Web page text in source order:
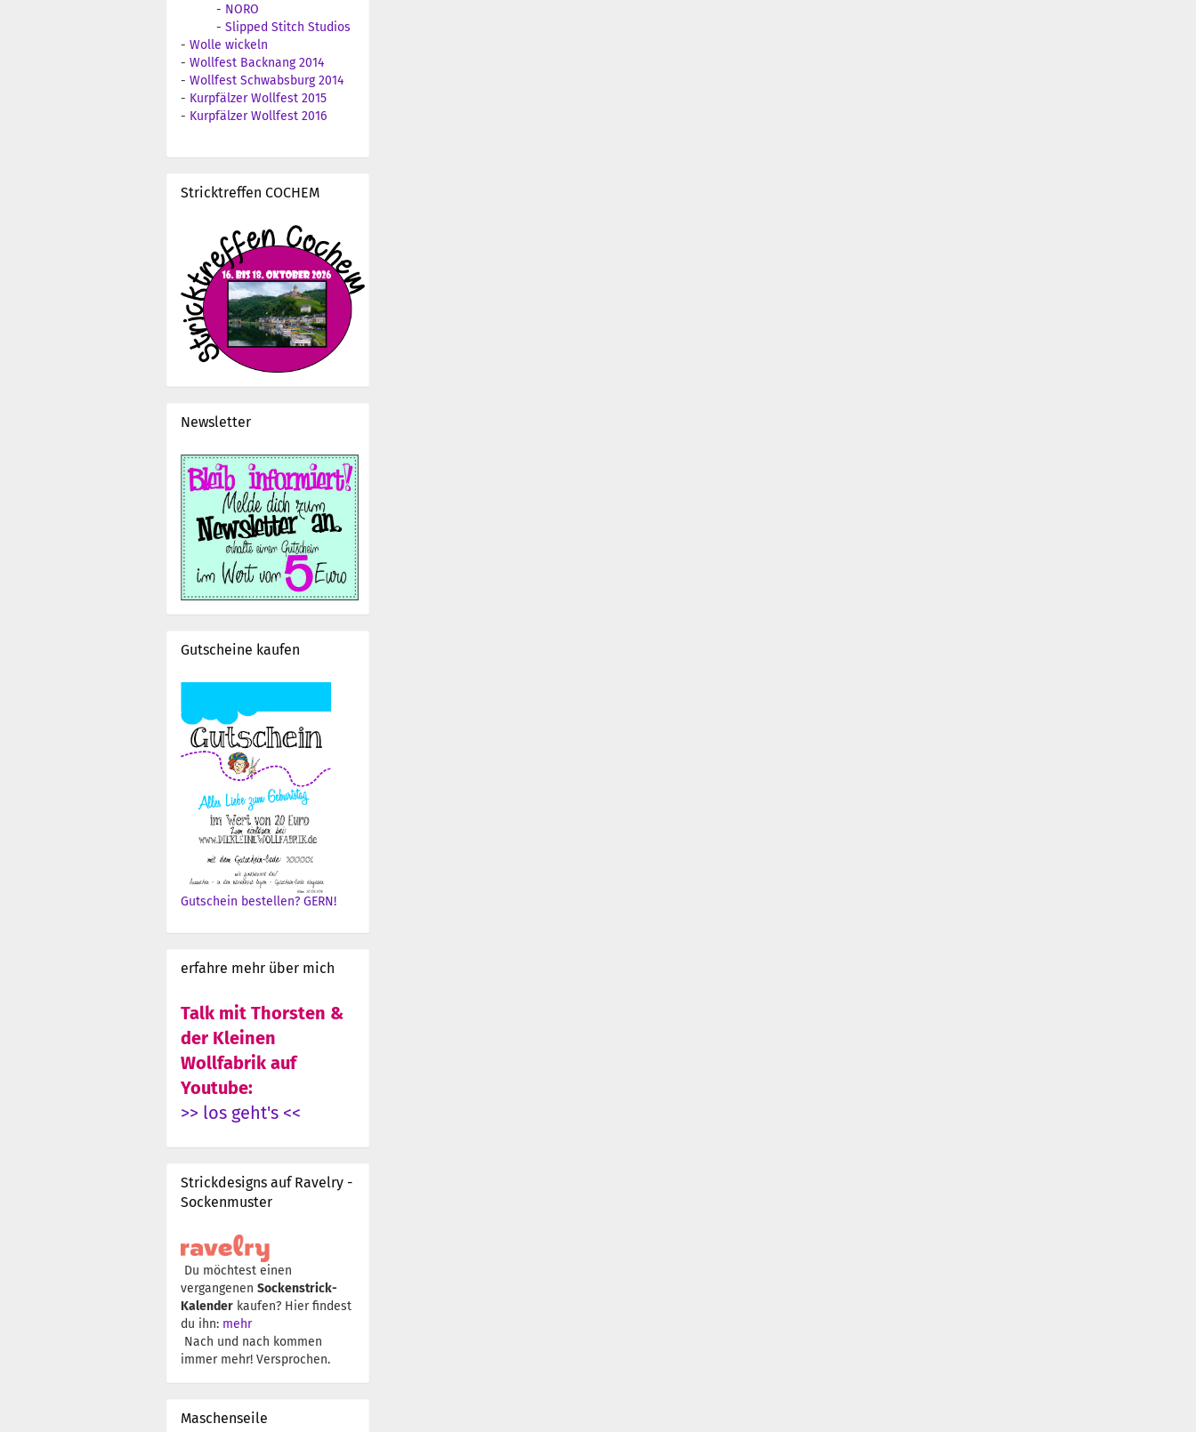
- NORO
- Slipped Stitch Studios
- Wolle wickeln
- Wollfest Backnang 2014
- Wollfest Schwabsburg 2014
- Kurpfälzer Wollfest 2015
- Kurpfälzer Wollfest 2016
Stricktreffen COCHEM
Newsletter
Gutscheine kaufen
Gutschein bestellen? GERN!
erfahre mehr über mich
Talk mit Thorsten &
der Kleinen
Wollfabrik auf
Youtube:
>> los geht's <<
Strickdesigns auf Ravelry -
Sockenmuster
Du möchtest einen
vergangenen Sockenstrick-
Kalender kaufen? Hier findest
du ihn: mehr
Nach und nach kommen
immer mehr! Versprochen.
Maschenseile